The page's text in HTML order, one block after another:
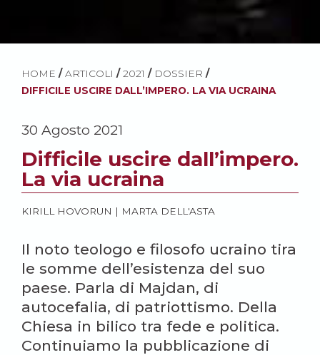
HOME / ARTICOLI / 2021 / DOSSIER /
DIFFICILE USCIRE DALL’IMPERO. LA VIA UCRAINA
30 Agosto 2021
Difficile uscire dall’impero.
La via ucraina
KIRILL HOVORUN | MARTA DELL'ASTA
Il noto teologo e filosofo ucraino tira
le somme dell’esistenza del suo
paese. Parla di Majdan, di
autocefalia, di patriottismo. Della
Chiesa in bilico tra fede e politica.
Continuiamo la pubblicazione di